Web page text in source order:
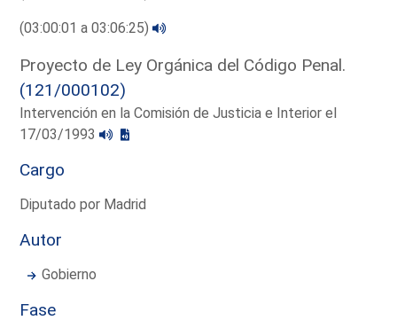
(03:00:01 a 03:06:25)
Proyecto de Ley Orgánica del Código Penal.
(121/000102)
Intervención en la Comisión de Justicia e Interior el
17/03/1993
Cargo
Diputado por Madrid
Autor
Gobierno
Fase